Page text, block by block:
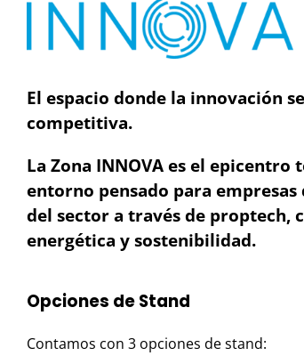
El espacio donde la innovación
competitiva.
La Zona INNOVA es el epicentro
entorno pensado para
del sector a través de proptech,
energética y sostenibilidad.
Opciones de Stand
Contamos con 3 opciones de stand: